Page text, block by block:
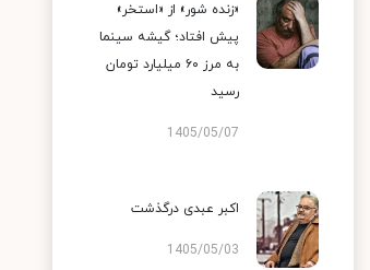
«زنده شور» از «استخر»
پیش افتاد؛ گیشه سینما
به مرز ۶۰ میلیارد تومان
رسید
1405/05/07
اکبر عبدی درگذشت
1405/05/03